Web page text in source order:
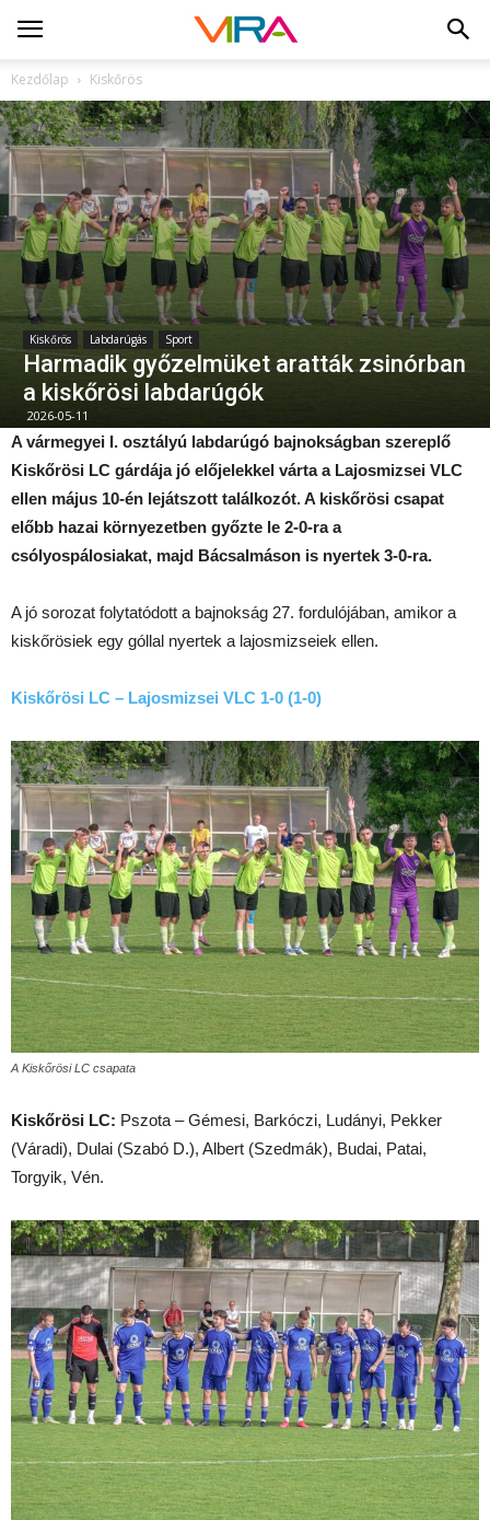
Kezdőlap Kiskőrös
Kiskőrös Labdarúgás Sport
Harmadik győzelmüket aratták zsinórban
a kiskőrösi labdarúgók
2026-05-11
A vármegyei I. osztályú labdarúgó bajnokságban szereplő
Kiskőrösi LC gárdája jó előjelekkel várta a Lajosmizsei VLC
ellen május 10-én lejátszott találkozót. A kiskőrösi csapat
előbb hazai környezetben győzte le 2-0-ra a
csólyospálosiakat, majd Bácsalmáson is nyertek 3-0-ra.
A jó sorozat folytatódott a bajnokság 27. fordulójában, amikor a
kiskőrösiek egy góllal nyertek a lajosmizseiek ellen.
Kiskőrösi LC – Lajosmizsei VLC 1-0 (1-0)
A Kiskőrösi LC csapata
Kiskőrösi LC: Pszota – Gémesi, Barkóczi, Ludányi, Pekker
(Váradi), Dulai (Szabó D.), Albert (Szedmák), Budai, Patai,
Torgyik, Vén.